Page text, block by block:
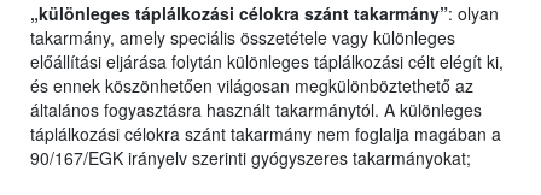
„különleges táplálkozási célokra szánt takarmány”: olyan
takarmány, amely speciális összetétele vagy különleges
előállítási eljárása folytán különleges táplálkozási célt elégít ki,
és ennek köszönhetően világosan megkülönböztethető az
általános fogyasztásra használt takarmánytól. A különleges
táplálkozási célokra szánt takarmány nem foglalja magában a
90/167/EGK irányelv szerinti gyógyszeres takarmányokat;